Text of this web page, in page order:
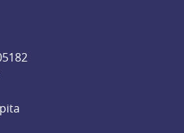
till annan webbplats, öppnas